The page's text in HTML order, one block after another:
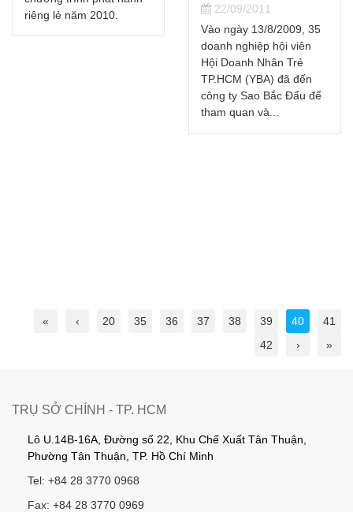
22/09/2011
Netpro và SBD
Academy
22/09/2011
Ngày 28/05/2010, HĐQT
công ty cổ phần Công
Nghệ Sao Bắc Đẩu đã
« ‹ 20 35 36 37 38 39 40
41
42
› »
TRỤ SỞ CHÍNH - TP. HCM
Lô U.14B-16A, Đường số 22, Khu Chế Xuất Tân Thuận,
Phường Tân Thuận, TP. Hồ Chí Minh
Tel: +84 28 3770 0968
Fax: +84 28 3770 0969